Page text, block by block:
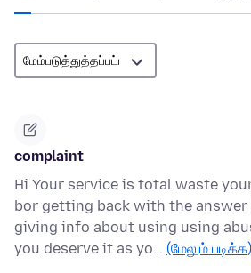
complaint
Hi Your service is total waste
bor getting back with the
giving info about using using
you deserve it as yo… (மேலும் படிக்க)